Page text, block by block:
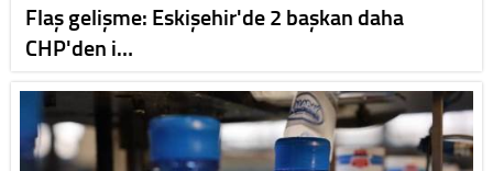
Flaş gelişme: Eskişehir'de 2 başkan daha
CHP'den i…